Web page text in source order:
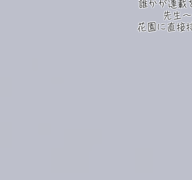
誰かが連載
先生
花園に直接​